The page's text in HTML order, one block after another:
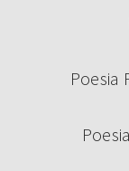
Poesia